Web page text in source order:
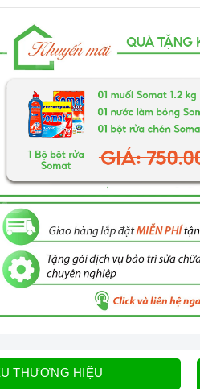
THƯƠNG HIỆU